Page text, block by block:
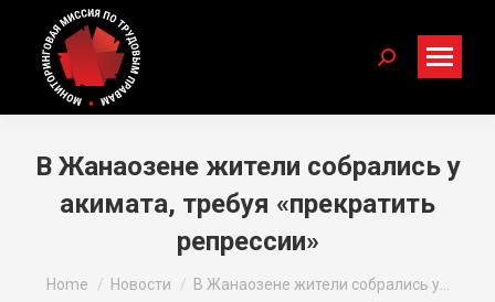
Search:
В Жанаозене жители собрались у
акимата, требуя «прекратить
репрессии»
You are here:
Home Новости В Жанаозене жители собрались у…